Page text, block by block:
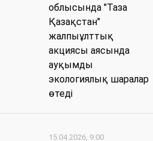
облысында "Таза
Қазақстан"
жалпыұлттық
акциясы аясында
ауқымды
экологиялық шаралар
өтеді
15.04.2026, 9:00